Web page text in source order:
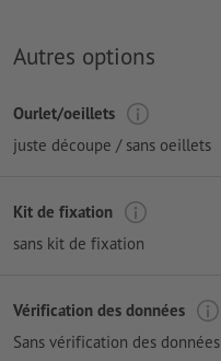
Autres options
Ourlet/oeillets
juste découpe / sans oeillets
Kit de fixation
sans kit de fixation
Vérification des données
Sans vérification des données